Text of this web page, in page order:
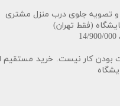
تصویه جلوی درب منزل مشتری
(فقط تهران)
بودن کار نیست. خرید مستقیم